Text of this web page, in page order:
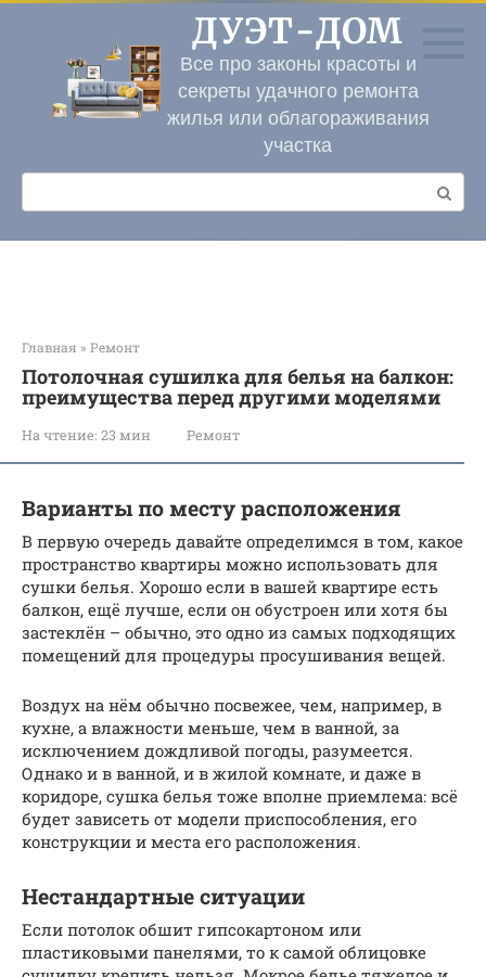
Перейти
контенту
ДУЭТ-ДОМ
Все про законы красоты и
секреты удачного ремонта
жилья или облагораживания
участка
Поиск:
Главная » Ремонт
Потолочная сушилка для белья на балкон:
преимущества перед другими моделями
На чтение: 23 мин Ремонт
Варианты по месту расположения
В первую очередь давайте определимся в том, какое
пространство квартиры можно использовать для
сушки белья. Хорошо если в вашей квартире есть
балкон, ещё лучше, если он обустроен или хотя бы
застеклён – обычно, это одно из самых подходящих
помещений для процедуры просушивания вещей.
Воздух на нём обычно посвежее, чем, например, в
кухне, а влажности меньше, чем в ванной, за
исключением дождливой погоды, разумеется.
Однако и в ванной, и в жилой комнате, и даже в
коридоре, сушка белья тоже вполне приемлема: всё
будет зависеть от модели приспособления, его
конструкции и места его расположения.
Нестандартные ситуации
Если потолок обшит гипсокартоном или
пластиковыми панелями, то к самой облицовке